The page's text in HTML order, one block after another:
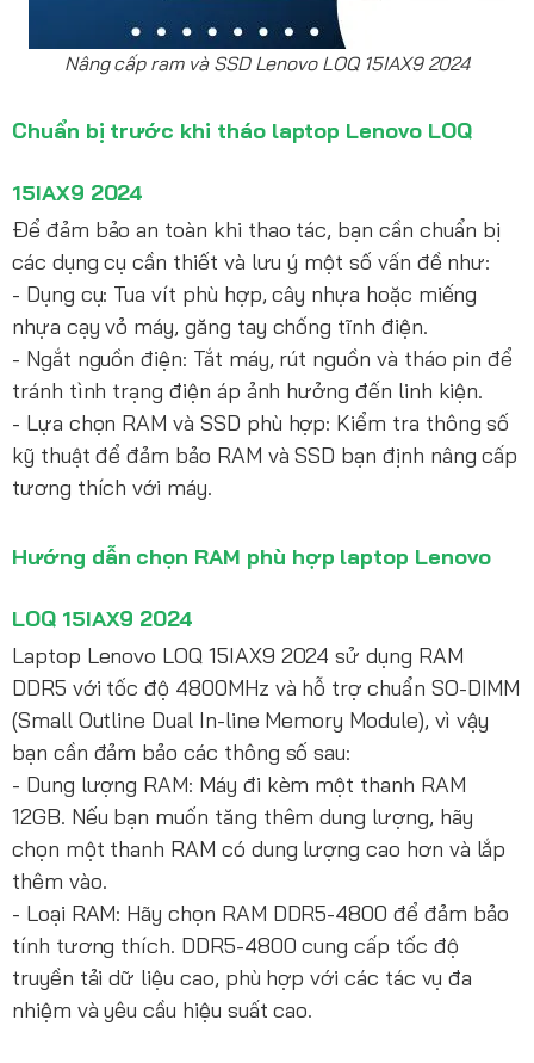
Nâng cấp ram và SSD Lenovo LOQ 15IAX9 2024
Chuẩn bị trước khi tháo laptop Lenovo LOQ
15IAX9 2024
Để đảm bảo an toàn khi thao tác, bạn cần chuẩn bị
các dụng cụ cần thiết và lưu ý một số vấn đề như:
- Dụng cụ: Tua vít phù hợp, cây nhựa hoặc miếng
nhựa cạy vỏ máy, găng tay chống tĩnh điện.
- Ngắt nguồn điện: Tắt máy, rút nguồn và tháo pin để
tránh tình trạng điện áp ảnh hưởng đến linh kiện.
- Lựa chọn RAM và SSD phù hợp: Kiểm tra thông số
kỹ thuật để đảm bảo RAM và SSD bạn định nâng cấp
tương thích với máy.
Hướng dẫn chọn RAM phù hợp laptop Lenovo
LOQ 15IAX9 2024
Laptop Lenovo LOQ 15IAX9 2024 sử dụng RAM
DDR5 với tốc độ 4800MHz và hỗ trợ chuẩn SO-DIMM
(Small Outline Dual In-line Memory Module), vì vậy
bạn cần đảm bảo các thông số sau:
- Dung lượng RAM: Máy đi kèm một thanh RAM
12GB. Nếu bạn muốn tăng thêm dung lượng, hãy
chọn một thanh RAM có dung lượng cao hơn và lắp
thêm vào.
- Loại RAM: Hãy chọn RAM DDR5-4800 để đảm bảo
tính tương thích. DDR5-4800 cung cấp tốc độ
truyền tải dữ liệu cao, phù hợp với các tác vụ đa
nhiệm và yêu cầu hiệu suất cao.